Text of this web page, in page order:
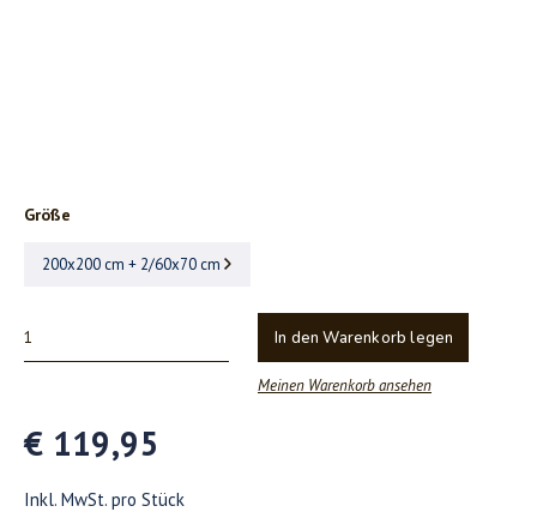
Größe
200x200 cm + 2/60x70 cm
In den Warenkorb legen
Meinen Warenkorb ansehen
€ 119,95
Inkl. MwSt. pro Stück